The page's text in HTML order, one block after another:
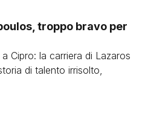
troppo bravo per
a Cipro: la carriera di Lazaros
di talento irrisolto,